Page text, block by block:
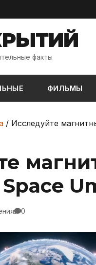
факты
ФИЛЬМЫ
/ Исследуйте
0